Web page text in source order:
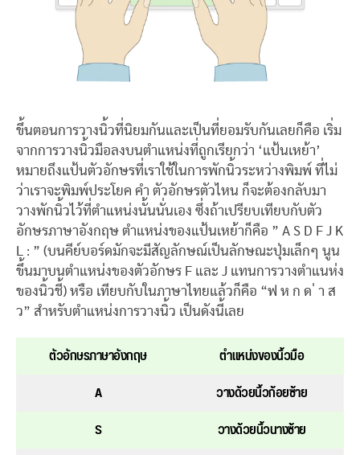
ขึ้นตอนการวางนิ้วที่นิยมกันและเป็นที่ยอมรับกันเลยก็คือ เริ่ม
จากการวางนิ้วมือลงบนตำแหน่งที่ถูกเรียกว่า ‘แป้นเหย้า’
หมายถึงแป้นตัวอักษรที่เราใช้ในการพักนิ้วระหว่างพิมพ์ ที่ไม่
ว่าเราจะพิมพ์ประโยค คำ ตัวอักษรตัวไหน ก็จะต้องกลับมา
วางพักนิ้วไว้ที่ตำแหน่งนั้นนั่นเอง ซึ่งถ้าเปรียบเทียบกับตัว
อักษรภาษาอังกฤษ ตำแหน่งของแป้นเหย้าก็คือ ” A S D F J K
L : ” (บนคีย์บอร์ดมักจะมีสัญลักษณ์เป็นลักษณะปุ่มเล็กๆ นูน
ขึ้นมาบนตำแหน่งของตัวอักษร F และ J แทนการวางตำแนห่ง
ของนิ้วชี้) หรือ เทียบกับในภาษาไทยแล้วก็คือ “ฟ ห ก ด ่ า ส
ว” สำหรับตำแหน่งการวางนิ้ว เป็นดังนี้เลย
ตัวอักษรภาษาอังกฤษ
ตำแหน่งของนิ้วมือ
A
วางด้วยนิ้วก้อยซ้าย
S
วางด้วยนิ้วนางซ้าย